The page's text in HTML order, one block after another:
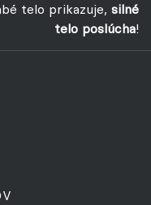
telo prikazuje, silné
telo poslúcha!